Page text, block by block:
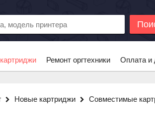
Ремонт оргтехники Оплата и
Новые картриджи Совместимые